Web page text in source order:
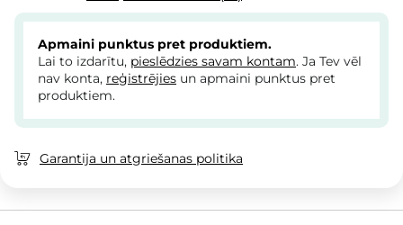
Apmaini punktus pret produktiem.
Lai to izdarītu, pieslēdzies savam kontam. Ja Tev vēl
nav konta, reģistrējies un apmaini punktus pret
produktiem.
Garantija un atgriešanas politika